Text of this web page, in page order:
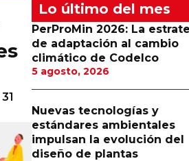
Lo último del mes
PerProMin 2026: La
de adaptación al cambio
climático de Codelco
5 agosto, 2026
Nuevas tecnologías y
estándares ambientales
impulsan la evolución del
diseño de plantas